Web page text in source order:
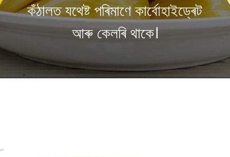
কঁঠালত যথেষ্ট পৰিমাণে কাৰ্বোহাইড্ৰেট
আৰু কেলৰি থাকে।